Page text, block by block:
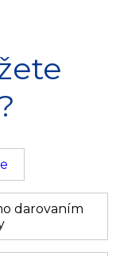
darovaním